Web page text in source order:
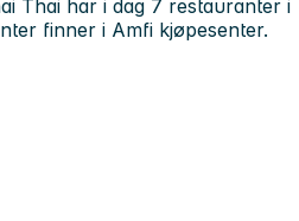
Thai har i dag 7 restauranter i
finner i Amfi kjøpesenter.